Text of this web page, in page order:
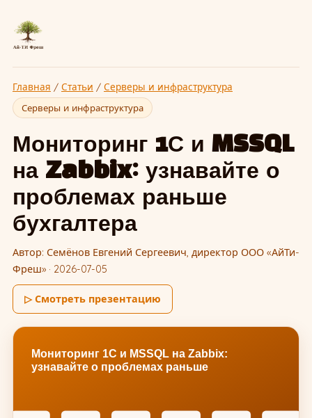
Главная / Статьи / Серверы и инфраструктура
Серверы и инфраструктура
Мониторинг 1С и MSSQL
на Zabbix: узнавайте о
проблемах раньше
бухгалтера
Автор: Семёнов Евгений Сергеевич, директор ООО «АйТи-
Фреш» · 2026-07-05
▷ Смотреть презентацию